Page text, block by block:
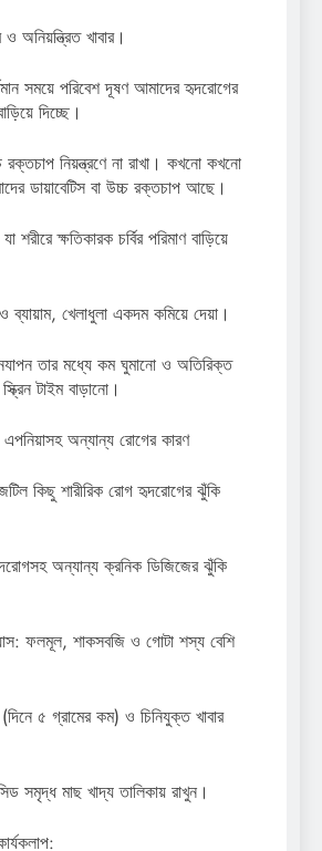
অনিয়ন্ত্রিত খাবার।
সময়ে পরিবেশ দূষণ আমাদের হৃদরোগের
দিচ্ছে।
রক্তচাপ নিয়ন্ত্রণে না রাখা। কখনো কখনো
ডায়াবেটিস বা উচ্চ রক্তচাপ আছে।
ক্ষতিকারক চর্বির পরিমাণ বাড়িয়ে
ব্যায়াম, খেলাধুলা একদম কমিয়ে দেয়া।
তার মধ্যে কম ঘুমানো ও অতিরিক্ত
টাইম বাড়ানো।
অন্যান্য রোগের কারণ
কিছু শারীরিক রোগ হৃদরোগের ঝুঁকি
অন্যান্য ক্রনিক ডিজিজের ঝুঁকি
ফলমূল, শাকসবজি ও গোটা শস্য বেশি
৫ গ্রামের কম) ও চিনিযুক্ত খাবার
সমৃদ্ধ মাছ খাদ্য তালিকায় রাখুন।